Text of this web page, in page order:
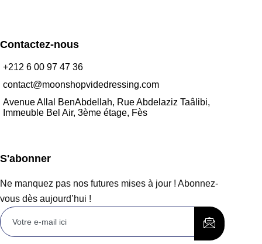
Contactez-nous
+212 6 00 97 47 36
contact@moonshopvidedressing.com
Avenue Allal BenAbdellah, Rue Abdelaziz Taâlibi,
Immeuble Bel Air, 3ème étage, Fès
S'abonner
Ne manquez pas nos futures mises à jour ! Abonnez-
vous dès aujourd’hui !